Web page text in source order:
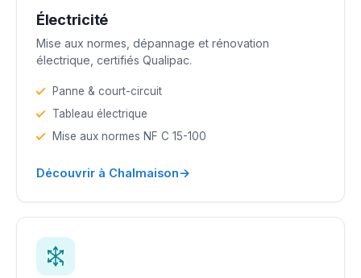
Électricité
Mise aux normes, dépannage et rénovation
électrique, certifiés Qualipac.
Panne & court-circuit
Tableau électrique
Mise aux normes NF C 15-100
Découvrir à Chalmaison→